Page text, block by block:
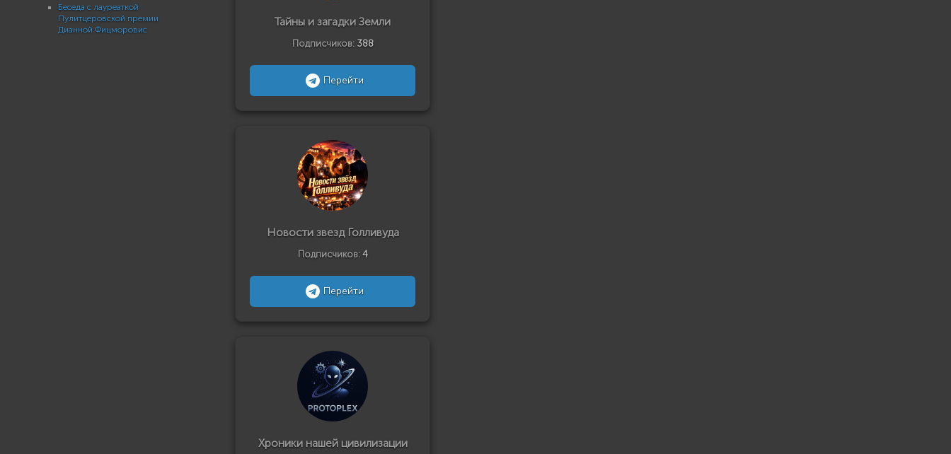
Беседа с лауреаткой
Пулитцеровской премии
Дианной Фицморовис
Тайны и загадки Земли
Подписчиков: 388
Перейти
Новости звезд Голливуда
Подписчиков: 4
Перейти
Хроники нашей цивилизации